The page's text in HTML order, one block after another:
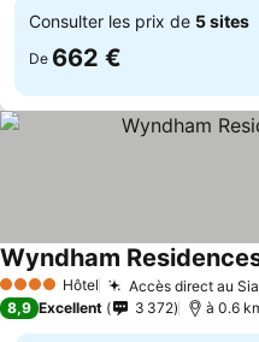
Consulter les prix de 5 sites
De 662 €
4 Étoiles Hôtel Accès direct au
Wyndham
8,9 Excellent 3 372 à 0.6